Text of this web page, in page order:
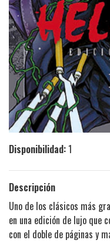
Disponibilidad:1
Descripción
Uno de los clásicos más
en una edición de lujo que
con el doble de páginas y